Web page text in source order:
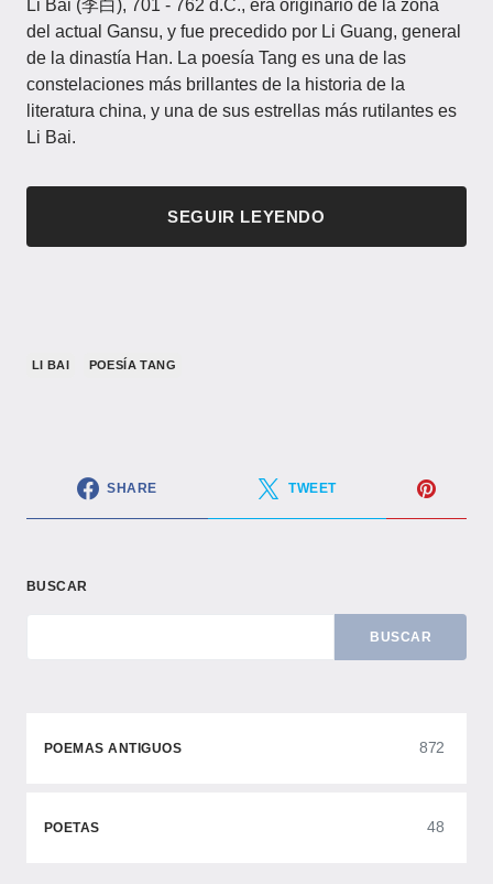
Li Bai (李白), 701 - 762 d.C., era originario de la zona
del actual Gansu, y fue precedido por Li Guang, general
de la dinastía Han. La poesía Tang es una de las
constelaciones más brillantes de la historia de la
literatura china, y una de sus estrellas más rutilantes es
Li Bai.
SEGUIR LEYENDO
LI BAI POESÍA TANG
SHARE TWEET
BUSCAR
BUSCAR
POEMAS ANTIGUOS 872
POETAS 48